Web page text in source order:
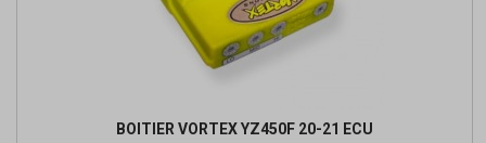
BOITIER VORTEX YZ450F 20-21 ECU